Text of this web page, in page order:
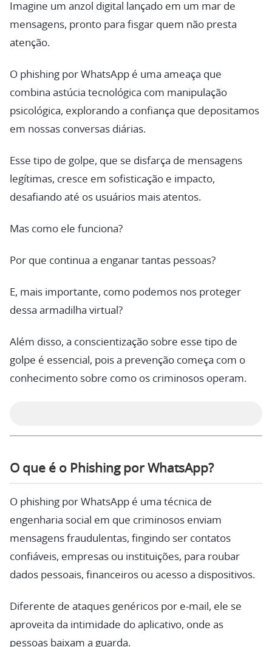
Imagine um anzol digital lançado em um mar de
mensagens, pronto para fisgar quem não presta
atenção.
O phishing por WhatsApp é uma ameaça que
combina astúcia tecnológica com manipulação
psicológica, explorando a confiança que depositamos
em nossas conversas diárias.
Esse tipo de golpe, que se disfarça de mensagens
legítimas, cresce em sofisticação e impacto,
desafiando até os usuários mais atentos.
Mas como ele funciona?
Por que continua a enganar tantas pessoas?
E, mais importante, como podemos nos proteger
dessa armadilha virtual?
Além disso, a conscientização sobre esse tipo de
golpe é essencial, pois a prevenção começa com o
conhecimento sobre como os criminosos operam.
O que é o Phishing por WhatsApp?
O phishing por WhatsApp é uma técnica de
engenharia social em que criminosos enviam
mensagens fraudulentas, fingindo ser contatos
confiáveis, empresas ou instituições, para roubar
dados pessoais, financeiros ou acesso a dispositivos.
Diferente de ataques genéricos por e-mail, ele se
aproveita da intimidade do aplicativo, onde as
pessoas baixam a guarda.